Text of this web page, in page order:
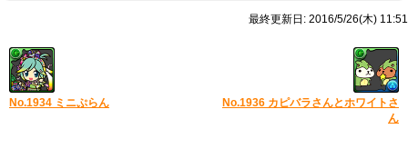
最終更新日: 2016/5/26(木) 11:51
No.1934 ミニぷらん
No.1936 カピバラさんとホワイトさ
ん